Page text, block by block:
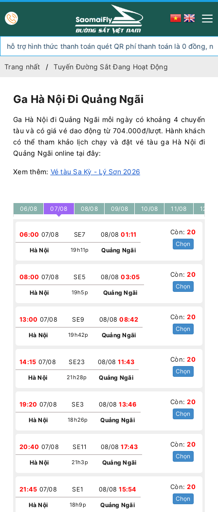
thức thanh toán quét QR phí thanh toán là 0 đồng, ngoài
Trang nhất Tuyến Đường Sắt Đang Hoạt Động
Ga Hà Nội Đi Quảng Ngãi
Ga Hà Nội đi Quảng Ngãi mỗi ngày có khoảng 4 chuyến
tàu và có giá vé dao động từ 704.000đ/lượt. Hành khách
có thể tham khảo lịch chạy và đặt vé tàu ga Hà Nội đi
Quảng Ngãi online tại đây:
Xem thêm: Vé tàu Sa Kỳ - Lý Sơn 2026
06/08 07/08 08/08 09/08 10/08 11/08 12/08
06:00 07/08
Hà Nội
SE7
19h11p
08/0801:11
Quảng Ngãi
Còn:20
Chọn
08:00 07/08
Hà Nội
SE5
19h5p
08/0803:05
Quảng Ngãi
Còn:20
Chọn
13:00 07/08
Hà Nội
SE9
19h42p
08/0808:42
Quảng Ngãi
Còn:20
Chọn
14:15 07/08
Hà Nội
SE23
21h28p
08/0811:43
Quảng Ngãi
Còn:20
Chọn
19:20 07/08
Hà Nội
SE3
18h26p
08/0813:46
Quảng Ngãi
Còn:20
Chọn
20:40 07/08
Hà Nội
SE11
21h3p
08/0817:43
Quảng Ngãi
Còn:20
Chọn
21:45 07/08
Hà Nội
SE1
18h9p
08/0815:54
Quảng Ngãi
Còn:20
Chọn